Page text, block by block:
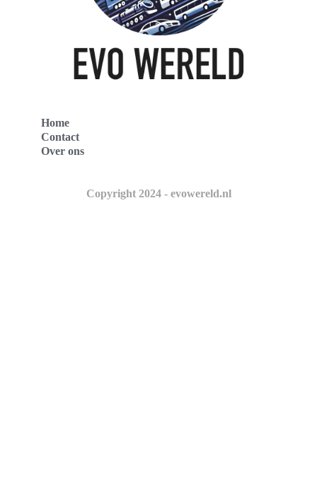
Home
Contact
Over ons
Copyright 2024 - evowereld.nl